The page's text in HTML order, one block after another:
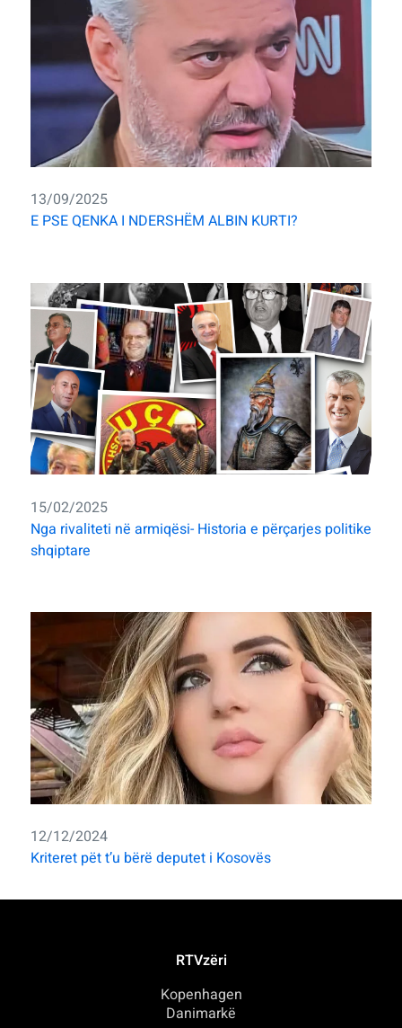
13/09/2025
E PSE QENKA I NDERSHËM ALBIN KURTI?
15/02/2025
Nga rivaliteti në armiqësi- Historia e përçarjes politike
shqiptare
12/12/2024
Kriteret pët t’u bërë deputet i Kosovës
RTVzëri
Kopenhagen
Danimarkë